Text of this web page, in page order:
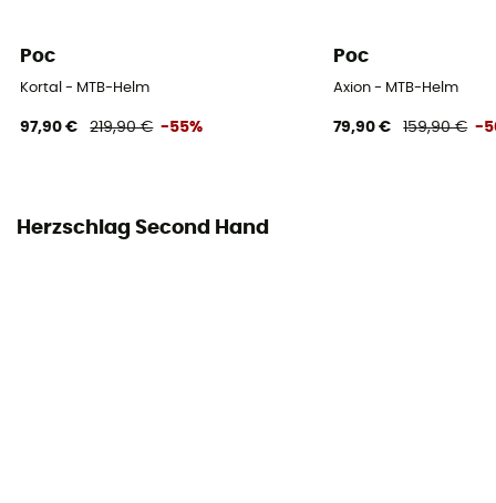
Poc
Kortal - MTB-Helm
97,90 € 219,90 € -55%
Poc
Axion - MTB-Helm
79,90 € 159,90 € -
Herzschlag Second Hand